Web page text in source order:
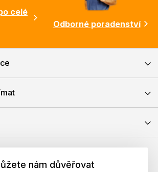
celé
Odborné poradenství
nám důvěřovat